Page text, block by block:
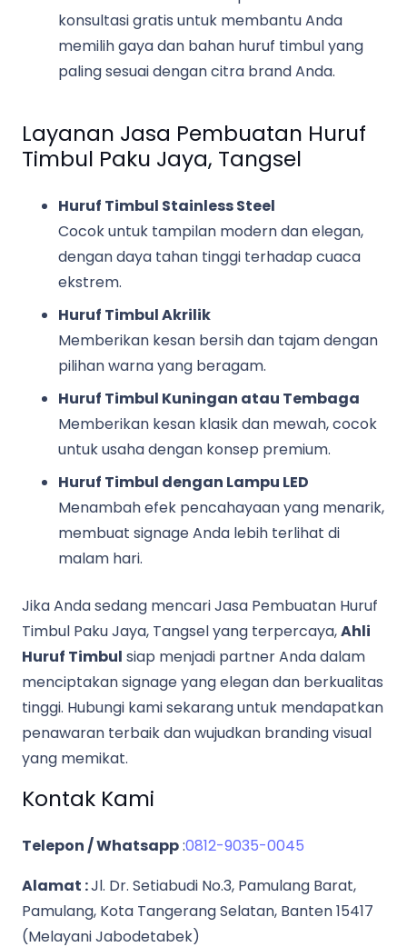
konsultasi gratis untuk membantu Anda
memilih gaya dan bahan huruf timbul yang
paling sesuai dengan citra brand Anda.
Layanan Jasa Pembuatan Huruf
Timbul Paku Jaya, Tangsel
Huruf Timbul Stainless Steel
Cocok untuk tampilan modern dan elegan,
dengan daya tahan tinggi terhadap cuaca
ekstrem.
Huruf Timbul Akrilik
Memberikan kesan bersih dan tajam dengan
pilihan warna yang beragam.
Huruf Timbul Kuningan atau Tembaga
Memberikan kesan klasik dan mewah, cocok
untuk usaha dengan konsep premium.
Huruf Timbul dengan Lampu LED
Menambah efek pencahayaan yang menarik,
membuat signage Anda lebih terlihat di
malam hari.
Jika Anda sedang mencari Jasa Pembuatan Huruf
Timbul Paku Jaya, Tangsel yang terpercaya,Ahli
Huruf Timbul siap menjadi partner Anda dalam
menciptakan signage yang elegan dan berkualitas
tinggi. Hubungi kami sekarang untuk mendapatkan
penawaran terbaik dan wujudkan branding visual
yang memikat.
Kontak Kami
Telepon / Whatsapp:0812-9035-0045
Alamat :Jl. Dr. Setiabudi No.3, Pamulang Barat,
Pamulang, Kota Tangerang Selatan, Banten 15417
(Melayani Jabodetabek)